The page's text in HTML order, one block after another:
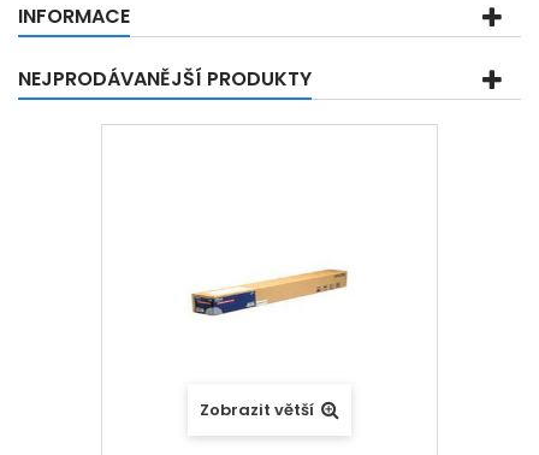
INFORMACE
NEJPRODÁVANĚJŠÍ PRODUKTY
Zobrazit větší